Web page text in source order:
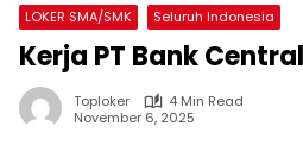
LOKER SMA/SMK Seluruh Indonesia
Kerja PT Bank
Toploker
4 Min Read
November 6, 2025